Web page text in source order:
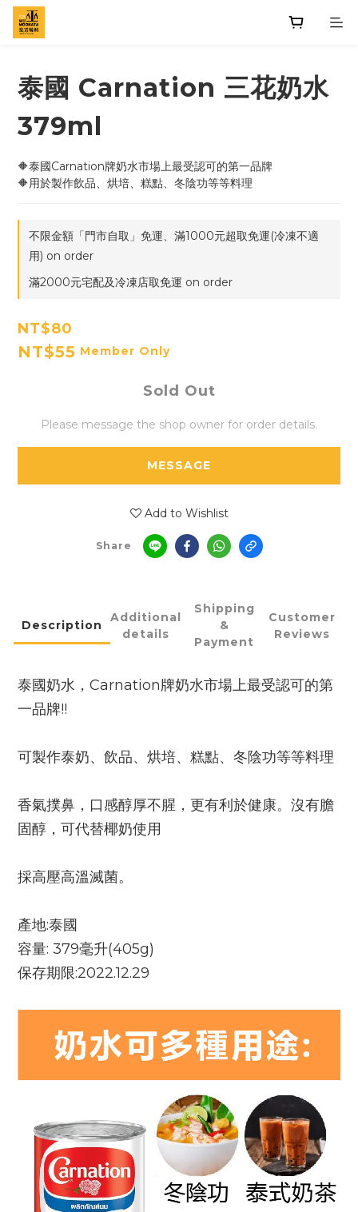
泰國 Carnation 三花奶水
379ml
🔶泰國Carnation牌奶水市場上最受認可的第一品牌
🔶用於製作飲品、烘培、糕點、冬陰功等等料理
不限金額「門市自取」免運、滿1000元超取免運(冷凍不適
用) on order
滿2000元宅配及冷凍店取免運 on order
NT$80
NT$55 Member Only
Sold Out
Please message the shop owner for order details.
MESSAGE
Add to Wishlist
Share
Description
Additional
details
Shipping
&
Payment
Customer
Reviews
泰國奶水，Carnation牌奶水市場上最受認可的第
一品牌!!
可製作泰奶、飲品、烘培、糕點、冬陰功等等料理
香氣撲鼻，口感醇厚不腥，更有利於健康。沒有膽
固醇，可代替椰奶使用
採高壓高溫滅菌。
產地:泰國
容量: 379毫升(405g)
保存期限:2022.12.29